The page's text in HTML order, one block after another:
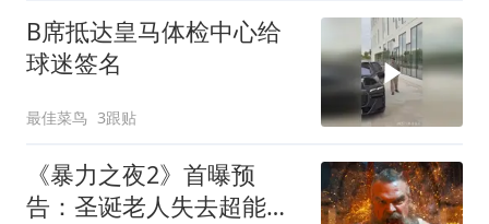
B席抵达皇马体检中心给
球迷签名
最佳菜鸟 3跟贴
《暴力之夜2》首曝预
告：圣诞老人失去超能力